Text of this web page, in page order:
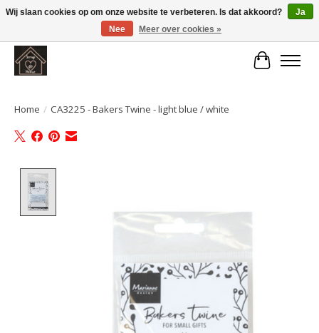
Large selection of products and fast shipping!
Home / CA3225 - Bakers Twine - light blue / white
Wij slaan cookies op om onze website te verbeteren. Is dat akkoord?
Ja
Nee
Meer over cookies »